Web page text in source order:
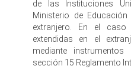
de las Instituciones
Ministerio de
extranjero. En el caso
extendidas en el
mediante
sección 15 Reglamento